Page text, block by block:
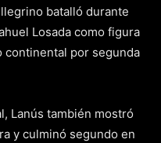
batalló durante
Losada como figura
por segunda
Lanús también mostró
y culminó segundo en